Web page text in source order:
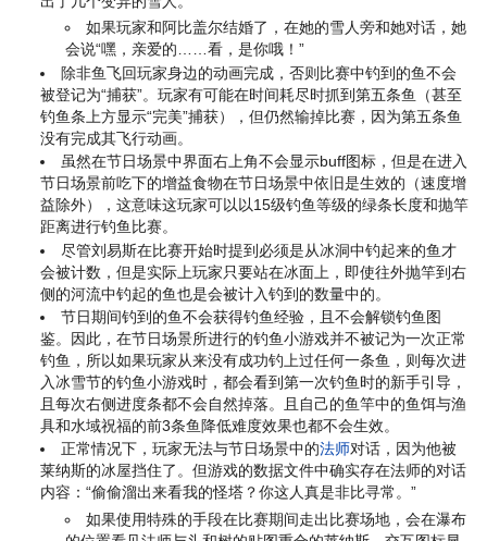
如果玩家和阿比盖尔结婚了，在她的雪人旁和她对话，她
会说“嘿，亲爱的……看，是你哦！”
除非鱼飞回玩家身边的动画完成，否则比赛中钓到的鱼不会
被登记为“捕获”。玩家有可能在时间耗尽时抓到第五条鱼（甚至
钓鱼条上方显示“完美”捕获），但仍然输掉比赛，因为第五条鱼
没有完成其飞行动画。
虽然在节日场景中界面右上角不会显示buff图标，但是在进入
节日场景前吃下的增益食物在节日场景中依旧是生效的（速度增
益除外），这意味这玩家可以以15级钓鱼等级的绿条长度和抛竿
距离进行钓鱼比赛。
尽管刘易斯在比赛开始时提到必须是从冰洞中钓起来的鱼才
会被计数，但是实际上玩家只要站在冰面上，即使往外抛竿到右
侧的河流中钓起的鱼也是会被计入钓到的数量中的。
节日期间钓到的鱼不会获得钓鱼经验，且不会解锁钓鱼图
鉴。因此，在节日场景所进行的钓鱼小游戏并不被记为一次正常
钓鱼，所以如果玩家从来没有成功钓上过任何一条鱼，则每次进
入冰雪节的钓鱼小游戏时，都会看到第一次钓鱼时的新手引导，
且每次右侧进度条都不会自然掉落。且自己的鱼竿中的鱼饵与渔
具和水域祝福的前3条鱼降低难度效果也都不会生效。
正常情况下，玩家无法与节日场景中的法师对话，因为他被
莱纳斯的冰屋挡住了。但游戏的数据文件中确实存在法师的对话
内容：“偷偷溜出来看我的怪塔？你这人真是非比寻常。”
如果使用特殊的手段在比赛期间走出比赛场地，会在瀑布